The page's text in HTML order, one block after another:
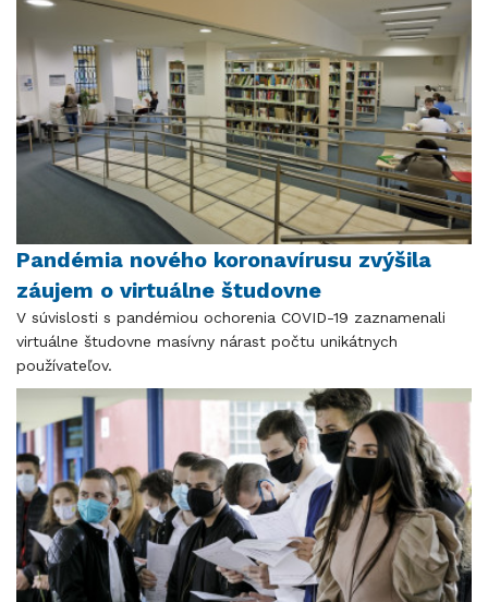
Pandémia nového koronavírusu zvýšila
záujem o virtuálne študovne
V súvislosti s pandémiou ochorenia COVID-19 zaznamenali
virtuálne študovne masívny nárast počtu unikátnych
používateľov.